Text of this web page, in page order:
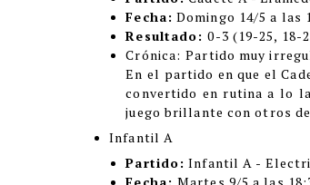
Fecha: Domingo 14/5 a las
Resultado:0-3 (19-25, 18-
Crónica: Partido muy
En el partido en que el
convertido en rutina a lo
juego brillante con otros
Infantil A
Partido: Infantil A -